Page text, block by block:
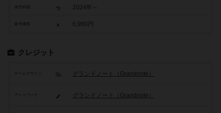
2024年～
参考価格 6,980円
クレジット
ゲームデザイン グランドノート（Grandnote）
アートワーク グランドノート（Grandnote）